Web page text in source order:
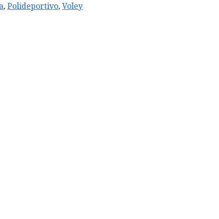
,Polideportivo,Voley